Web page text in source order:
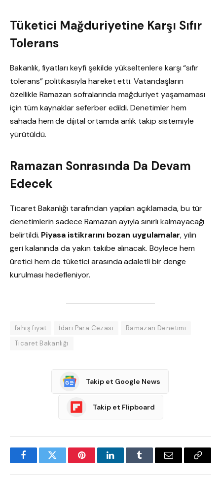
Tüketici Mağduriyetine Karşı Sıfır
Tolerans
Bakanlık, fiyatları keyfi şekilde yükseltenlere karşı “sıfır
tolerans” politikasıyla hareket etti. Vatandaşların
özellikle Ramazan sofralarında mağduriyet yaşamaması
için tüm kaynaklar seferber edildi. Denetimler hem
sahada hem de dijital ortamda anlık takip sistemiyle
yürütüldü.
Ramazan Sonrasında Da Devam
Edecek
Ticaret Bakanlığı tarafından yapılan açıklamada, bu tür
denetimlerin sadece Ramazan ayıyla sınırlı kalmayacağı
belirtildi. Piyasa istikrarını bozan uygulamalar, yılın
geri kalanında da yakın takibe alınacak. Böylece hem
üretici hem de tüketici arasında adaletli bir denge
kurulması hedefleniyor.
fahiş fiyat İdari Para Cezası
Ramazan Denetimi
Ticaret Bakanlığı
Takip et Google News
Takip et Flipboard
FacebookTwitter PinterestLinkedInTumblr Email
Copy